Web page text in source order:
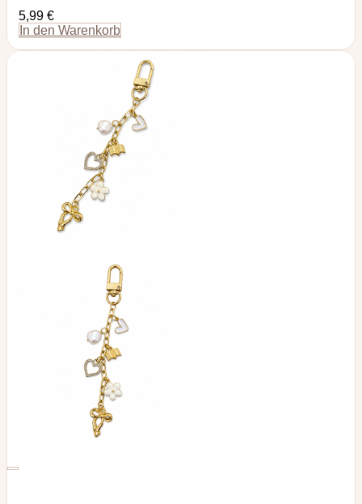
5,99 €
In den Warenkorb